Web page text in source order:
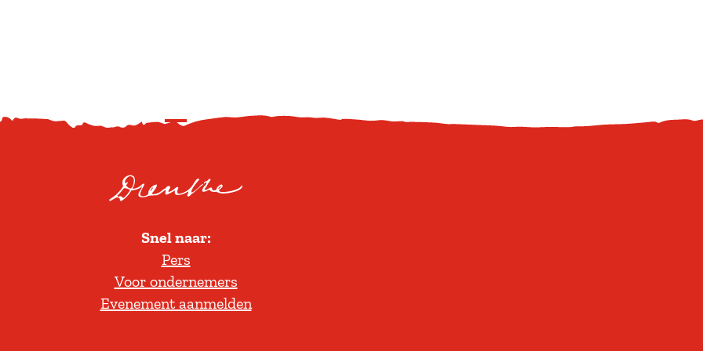
S
o
l
t
e
r
Snel naar:
Pers
Voor ondernemers
Evenement aanmelden